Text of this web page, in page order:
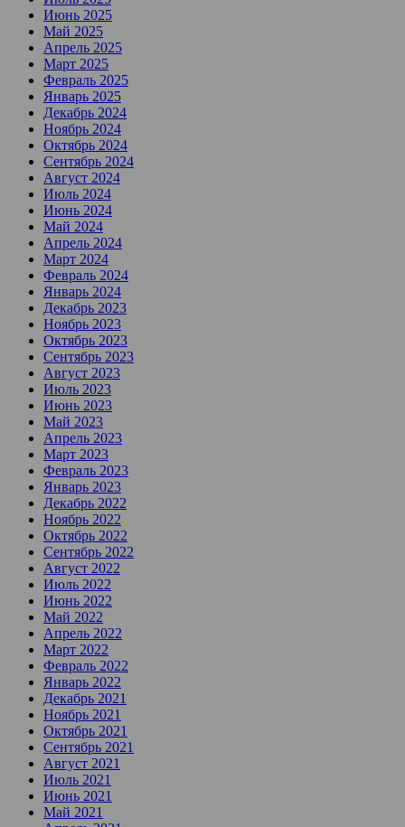
Июнь 2025
Май 2025
Апрель 2025
Март 2025
Февраль 2025
Январь 2025
Декабрь 2024
Ноябрь 2024
Октябрь 2024
Сентябрь 2024
Август 2024
Июль 2024
Июнь 2024
Май 2024
Апрель 2024
Март 2024
Февраль 2024
Январь 2024
Декабрь 2023
Ноябрь 2023
Октябрь 2023
Сентябрь 2023
Август 2023
Июль 2023
Июнь 2023
Май 2023
Апрель 2023
Март 2023
Февраль 2023
Январь 2023
Декабрь 2022
Ноябрь 2022
Октябрь 2022
Сентябрь 2022
Август 2022
Июль 2022
Июнь 2022
Май 2022
Апрель 2022
Март 2022
Февраль 2022
Январь 2022
Декабрь 2021
Ноябрь 2021
Октябрь 2021
Сентябрь 2021
Август 2021
Июль 2021
Июнь 2021
Май 2021